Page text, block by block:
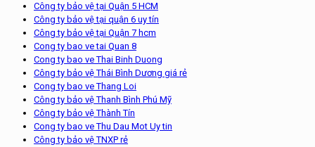
Công ty bảo vệ tại Quận 5 HCM
Công ty bảo vệ tại quận 6 uy tín
Công ty bảo vệ tại Quận 7 hcm
Cong ty bao ve tai Quan 8
Cong ty bao ve Thai Binh Duong
Công ty bảo vệ Thái Bình Dương giá rẻ
Cong ty bao ve Thang Loi
Công ty bảo vệ Thanh Bình Phú Mỹ
Công ty bảo vệ Thành Tín
Cong ty bao ve Thu Dau Mot Uy tin
Công ty bảo vệ TNXP rẻ